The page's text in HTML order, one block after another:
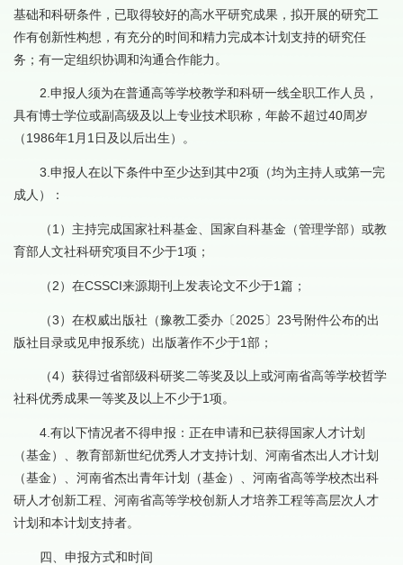
基础和科研条件，已取得较好的高水平研究成果，拟开展的研究工
作有创新性构想，有充分的时间和精力完成本计划支持的研究任
务；有一定组织协调和沟通合作能力。
2.申报人须为在普通高等学校教学和科研一线全职工作人员，
具有博士学位或副高级及以上专业技术职称，年龄不超过40周岁
（1986年1月1日及以后出生）。
3.申报人在以下条件中至少达到其中2项（均为主持人或第一完
成人）：
（1）主持完成国家社科基金、国家自科基金（管理学部）或教
育部人文社科研究项目不少于1项；
（2）在CSSCI来源期刊上发表论文不少于1篇；
（3）在权威出版社（豫教工委办〔2025〕23号附件公布的出
版社目录或见申报系统）出版著作不少于1部；
（4）获得过省部级科研奖二等奖及以上或河南省高等学校哲学
社科优秀成果一等奖及以上不少于1项。
4.有以下情况者不得申报：正在申请和已获得国家人才计划
（基金）、教育部新世纪优秀人才支持计划、河南省杰出人才计划
（基金）、河南省杰出青年计划（基金）、河南省高等学校杰出科
研人才创新工程、河南省高等学校创新人才培养工程等高层次人才
计划和本计划支持者。
四、申报方式和时间